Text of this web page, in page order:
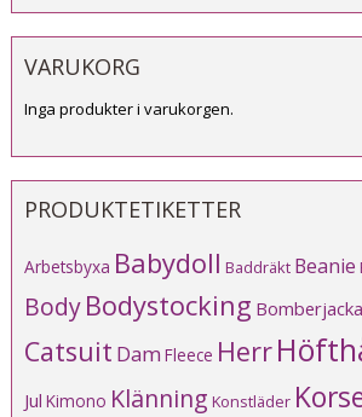
VARUKORG
Inga produkter i varukorgen.
PRODUKTETIKETTER
Arbetsbyxa Babydoll Baddräkt Beanie
BodyBodystocking Bomberjacka
Catsuit Dam Fleece Herr
Jul Kimono Klänning Konstläder